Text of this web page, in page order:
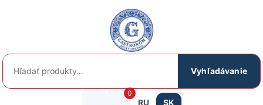
Hľadať:
Vyhľadávanie
0
RU SK